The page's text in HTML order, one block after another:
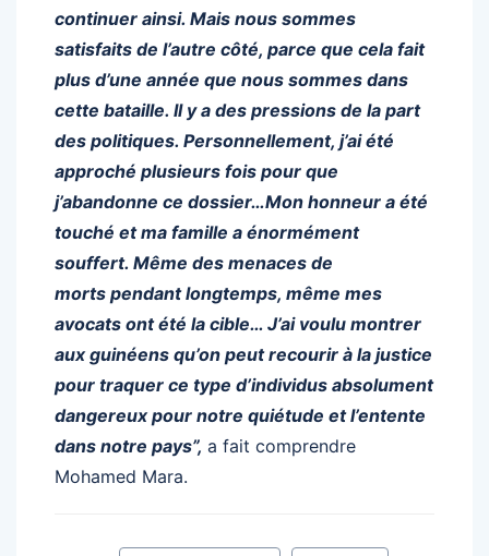
continuer ainsi. Mais nous sommes
satisfaits de l’autre côté, parce que cela fait
plus d’une année que nous sommes dans
cette bataille. Il y a des pressions de la part
des politiques. Personnellement, j’ai été
approché plusieurs fois pour que
j’abandonne ce dossier…Mon honneur a été
touché et ma famille a énormément
souffert. Même des menaces de
morts pendant longtemps, même mes
avocats ont été la cible… J’ai voulu montrer
aux guinéens qu’on peut recourir à la justice
pour traquer ce type d’individus absolument
dangereux pour notre quiétude et l’entente
dans notre pays”, a fait comprendre
Mohamed Mara.